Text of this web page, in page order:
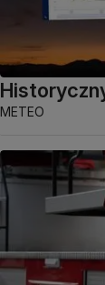
METEO